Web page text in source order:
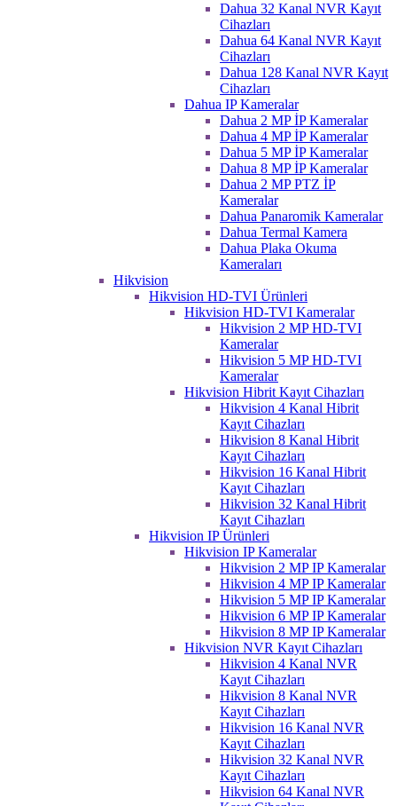
Dahua 32 Kanal NVR Kayıt
Cihazları
Dahua 64 Kanal NVR Kayıt
Cihazları
Dahua 128 Kanal NVR Kayıt
Cihazları
Dahua IP Kameralar
Dahua 2 MP İP Kameralar
Dahua 4 MP İP Kameralar
Dahua 5 MP İP Kameralar
Dahua 8 MP İP Kameralar
Dahua 2 MP PTZ İP
Kameralar
Dahua Panaromik Kameralar
Dahua Termal Kamera
Dahua Plaka Okuma
Kameraları
Hikvision
Hikvision HD-TVI Ürünleri
Hikvision HD-TVI Kameralar
Hikvision 2 MP HD-TVI
Kameralar
Hikvision 5 MP HD-TVI
Kameralar
Hikvision Hibrit Kayıt Cihazları
Hikvision 4 Kanal Hibrit
Kayıt Cihazları
Hikvision 8 Kanal Hibrit
Kayıt Cihazları
Hikvision 16 Kanal Hibrit
Kayıt Cihazları
Hikvision 32 Kanal Hibrit
Kayıt Cihazları
Hikvision IP Ürünleri
Hikvision IP Kameralar
Hikvision 2 MP IP Kameralar
Hikvision 4 MP IP Kameralar
Hikvision 5 MP IP Kameralar
Hikvision 6 MP IP Kameralar
Hikvision 8 MP IP Kameralar
Hikvision NVR Kayıt Cihazları
Hikvision 4 Kanal NVR
Kayıt Cihazları
Hikvision 8 Kanal NVR
Kayıt Cihazları
Hikvision 16 Kanal NVR
Kayıt Cihazları
Hikvision 32 Kanal NVR
Kayıt Cihazları
Hikvision 64 Kanal NVR